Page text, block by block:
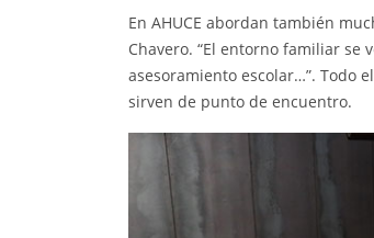
En AHUCE abordan también
Chavero. “El entorno familiar se
asesoramiento escolar…”. Todo
sirven de punto de encuentro.